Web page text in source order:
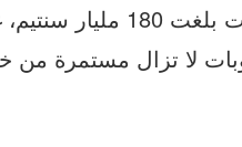
أبرمت صلحا مع المجلس وأدت
لا تزال مستمرة من